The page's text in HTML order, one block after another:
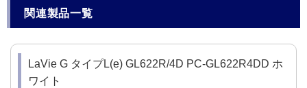
関連製品一覧
LaVie G タイプL(e) GL622R/4D PC-GL622R4DD ホ
ワイト